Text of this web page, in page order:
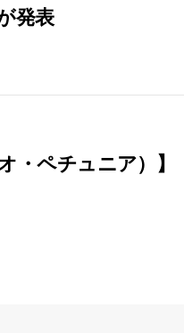
発表
・ペチュニア）】